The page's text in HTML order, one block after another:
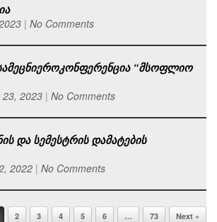
| No Comments
“მსოფლიო
2023 | No Comments
და სემესტრის დამატების
2022 | No Comments
2 3 4 5 6 … 73 Next »